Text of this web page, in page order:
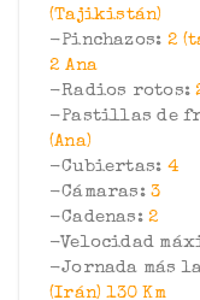
(Tajikistán)
-Pinchazos: 2
2 Ana
-Radios rotos:
-Pastillas de
(Ana)
-Cubiertas: 4
-Cámaras:3
-Cadenas:2
-Velocidad
-Jornada más
(Irán) 130 Km